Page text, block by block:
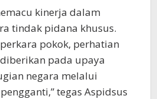
kinerja dalam
tindak pidana khusus.
pokok, perhatian
pada upaya
negara melalui
tegas Aspidsus